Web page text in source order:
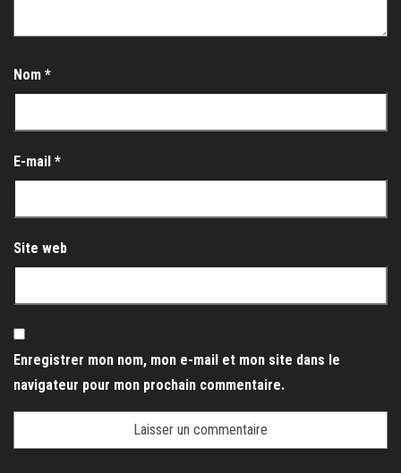
Nom *
E-mail *
Site web
Enregistrer mon nom, mon e-mail et mon site dans le
navigateur pour mon prochain commentaire.